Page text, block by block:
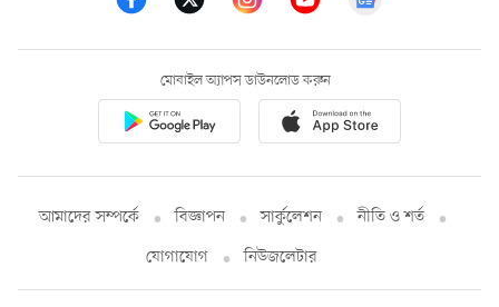
মোবাইল অ্যাপস ডাউনলোড করুন
আমাদের সম্পর্কে বিজ্ঞাপন সার্কুলেশন
নীতি ও শর্ত
যোগাযোগ
নিউজলেটার